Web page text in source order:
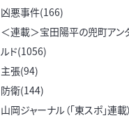
凶悪事件(166)
＜連載＞宝田陽平の兜町アン
ルド(1056)
主張(94)
防衛(144)
山岡ジャーナル（「東スポ」連載